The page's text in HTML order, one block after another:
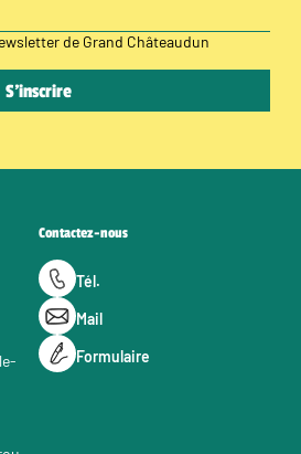
de Grand Châteaudun
Contactez-nous
Tél.
Mail
Formulaire